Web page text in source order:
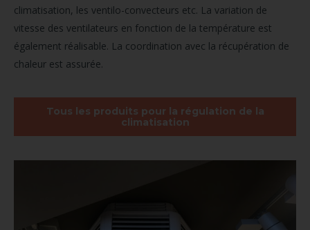
climatisation, les ventilo-convecteurs etc. La variation de
vitesse des ventilateurs en fonction de la température est
également réalisable. La coordination avec la récupération de
chaleur est assurée.
Tous les produits pour la régulation de la
climatisation